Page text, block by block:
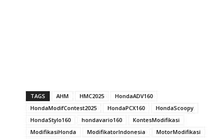
TAGS AHM HMC2025
HondaADV160
HondaModifContest2025
HondaPCX160
HondaScoopy
HondaStylo160
hondavario160
KontesModifikasi
ModifikasiHonda
ModifikatorIndonesia
MotorModifikasi